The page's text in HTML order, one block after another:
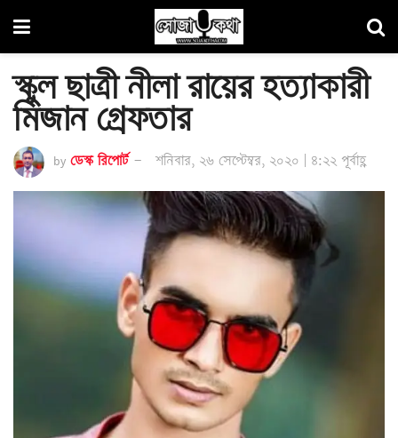
স্কুল ছাত্রী নীলা রায়ের হত্যাকারী
মিজান গ্রেফতার
by ডেস্ক রিপোর্ট শনিবার, ২৬ সেপ্টেম্বর, ২০২০ | ৪:২২ পূর্বাহ্ণ